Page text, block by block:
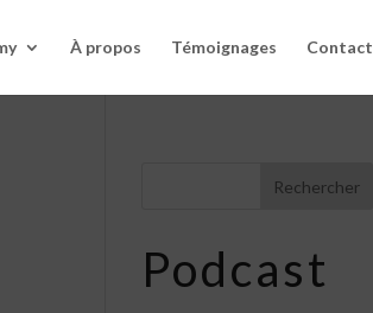
À propos Témoignages Contact
Rechercher
Podcast